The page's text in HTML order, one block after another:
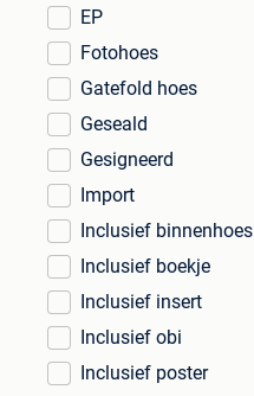
EP
Fotohoes
Gatefold hoes
Geseald
Gesigneerd
Import
Inclusief binnenhoes
Inclusief boekje
Inclusief insert
Inclusief obi
Inclusief poster